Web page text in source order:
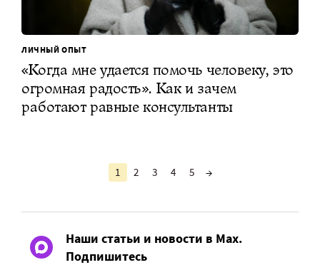
ЛИЧНЫЙ ОПЫТ
«Когда мне удается помочь человеку, это
огромная радость». Как и зачем
работают равные консультанты
1 2 3 4 5 →
Наши статьи и новости в Max.
Подпишитесь